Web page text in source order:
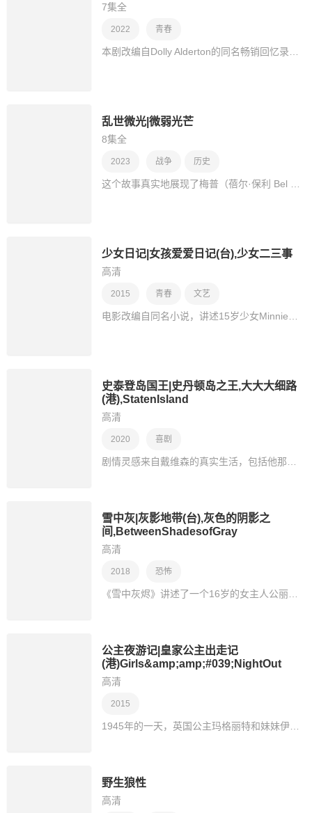
7集全
2022 青春
乱世微光|微弱光芒
8集全
2023 战争 历史
少女日记|女孩爱爱日记(台),少女二三事
高清
2015 青春 文艺
史泰登岛国王|史丹顿岛之王,大大大细路
(港),StatenIsland
高清
2020 喜剧
雪中灰|灰影地带(台),灰色的阴影之
间,BetweenShadesofGray
高清
2018 恐怖
公主夜游记|皇家公主出走记
(港)Girls&amp;amp;#039;NightOut
高清
2015
野生狼性
高清